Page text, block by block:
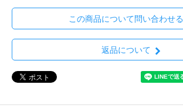
この商品について問い合わせる
返品について